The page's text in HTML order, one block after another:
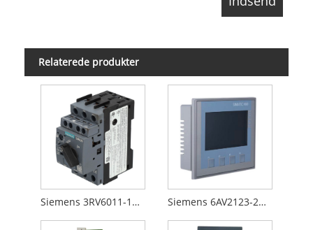
Relaterede produkter
Siemens 3RV6011-1KA15 Siemens 6AV2123-2DB03-0AX0